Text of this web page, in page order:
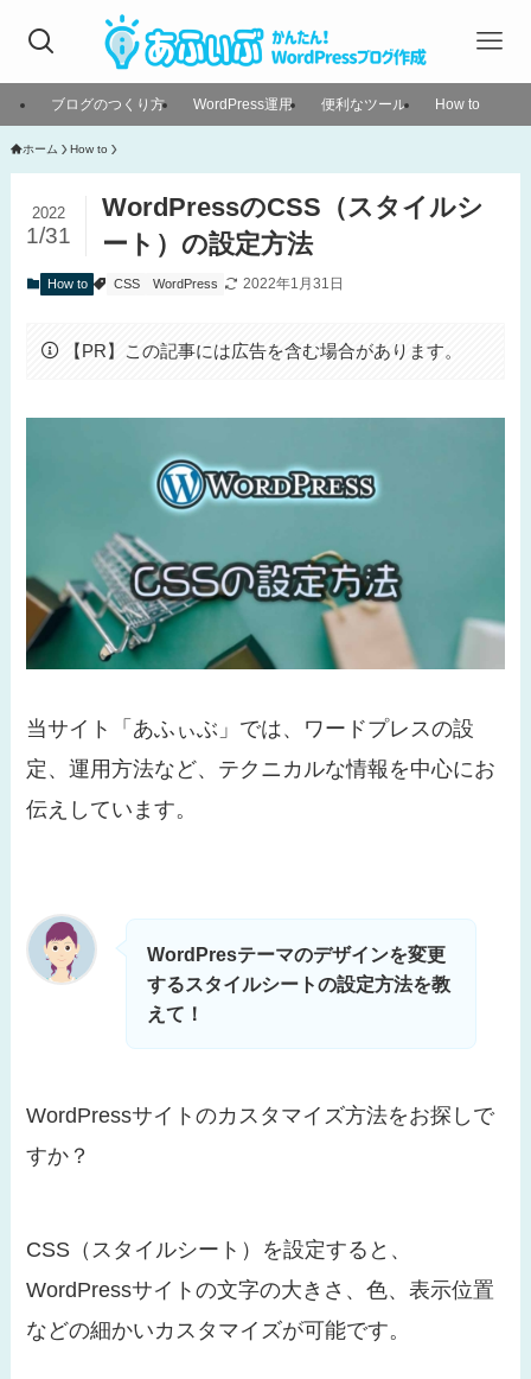
ブログのつくり方 WordPress運用 便利なツール How to
ホーム How to
WordPressのCSS（スタイルシ
ート）の設定方法
2022
1/31
How to CSS WordPress 2022年1月31日
【PR】この記事には広告を含む場合があります。
当サイト「あふぃぶ」では、ワードプレスの設
定、運用方法など、テクニカルな情報を中心にお
伝えしています。
WordPresテーマのデザインを変更
するスタイルシートの設定方法を教
えて！
WordPressサイトのカスタマイズ方法をお探しで
すか？
CSS（スタイルシート）を設定すると、
WordPressサイトの文字の大きさ、色、表示位置
などの細かいカスタマイズが可能です。